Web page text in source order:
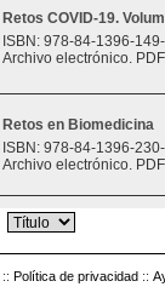
Retos COVID-19.
ISBN: 978-84-1396-
Archivo electrónico.
Retos en Biomedicina
ISBN: 978-84-1396-
Archivo electrónico.
:: Política de privacidad ::